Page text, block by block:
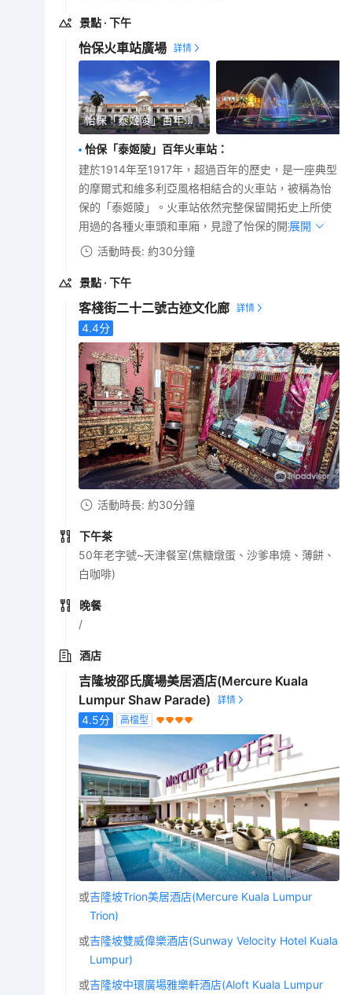
景點 · 下午
怡保火車站廣場
怡保「泰姬陵」百年火車站
怡保「泰姬陵」百年火車站 ：
建於1914年至1917年，超過百年的歷史，是一座典型
的摩爾式和維多利亞風格相結合的火車站，被稱為怡
保的「泰姬陵」。火車站依然完整保留開拓史上所使
用過的各種火車頭和車廂，見證了怡保的開拓歷史。
展開
活動時長: 約30分鐘
景點 · 下午
客棧街二十二號古迹文化廊
4.4分
活動時長: 約30分鐘
下午茶
50年老字號~天津餐室(焦糖燉蛋、沙爹串燒、薄餅、
白咖啡)
晚餐
/
酒店
吉隆坡邵氏廣場美居酒店(Mercure Kuala
Lumpur Shaw Parade)
4.5分 高檔型
或吉隆坡Trion美居酒店(Mercure Kuala Lumpur
Trion)
或吉隆坡雙威偉樂酒店(Sunway Velocity Hotel Kuala
Lumpur)
或吉隆坡中環廣場雅樂軒酒店(Aloft Kuala Lumpur